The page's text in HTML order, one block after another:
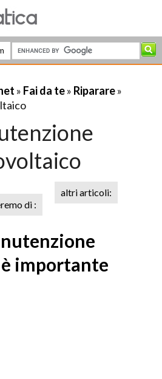
» Fai da te» Riparare»
di :
altri articoli:
importante